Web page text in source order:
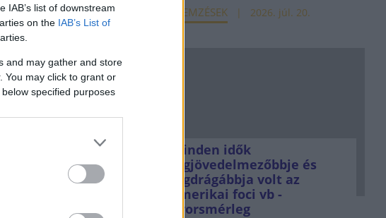
IAB’s list of downstream
on the IAB’s List of
and may gather and store
You may click to grant or
specified purposes
ELEMZÉSEK 2026. júl. 20.
Minden idők
legjövedelmezőbbje és
legdrágábbja volt az
amerikai foci vb -
gyorsmérleg